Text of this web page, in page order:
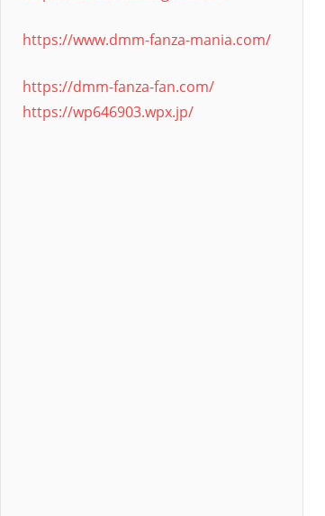
https://www.dmm-fanza-mania.com/
https://dmm-fanza-fan.com/
https://wp646903.wpx.jp/